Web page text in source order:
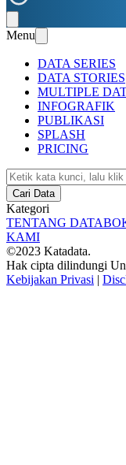
Menu
DATA SERIES
DATA STORIES
MULTIPLE
INFOGRAFIK
PUBLIKASI
SPLASH
PRICING
Cari Data
Kategori
TENTANG
KAMI
©2023 Katadata.
Hak cipta dilindungi
Kebijakan Privasi |